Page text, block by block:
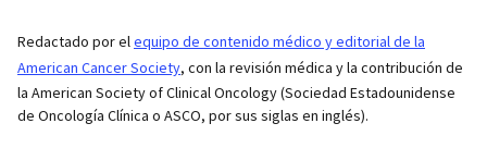
Redactado por elequipo de contenido médico y editorial de la
American Cancer Society, con la revisión médica y la contribución de
la American Society of Clinical Oncology (Sociedad Estadounidense
de Oncología Clínica o ASCO, por sus siglas en inglés).